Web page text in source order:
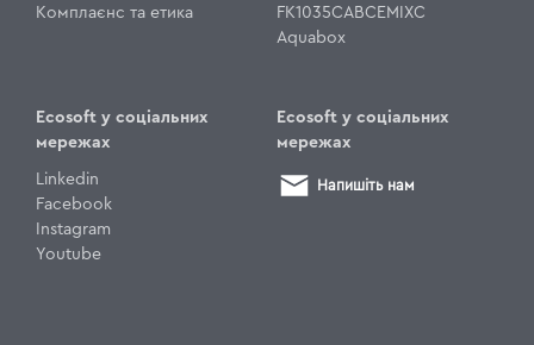
Комплаєнс та етика
FK1035CABCEMIXC
Aquabox
Ecosoft у соціальних
мережах
Linkedin
Facebook
Instagram
Youtube
Ecosoft у соціальних
мережах
Напишіть нам